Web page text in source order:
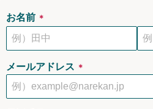
お名前 ＊
メールアドレス ＊